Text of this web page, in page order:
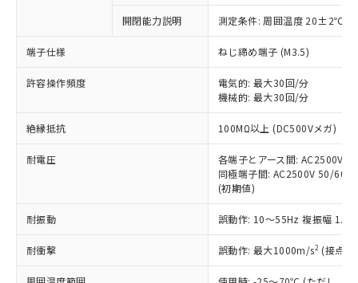
開閉能力説明 測定条件: 周囲温度 20±2℃、
端子仕様 ねじ締め端子 (M3.5)
許容操作頻度
電気的: 最大30回/分
機械的: 最大30回/分
絶縁抵抗 100MΩ以上 (DC500Vメガ)
耐電圧
各端子とアース間: AC2500V
同極端子間: AC2500V 50/
(初期値)
耐振動 誤動作: 10～55Hz 複振幅
耐衝撃 誤動作: 最大1000m/s2 (接点
以下の条件をお読みいただき、同意のうえ
ご利用ください。
本サービスは、当社制御機器事業取扱
商品の当社在庫状況および標準価格
当社制御機器事業取扱商品の中には、
本サービスの対象外となる商品もある
ことをご了承ください。
在庫状況および標準価格照会結果は、
記載している更新日時点での社内デー
タに基づき作成されるものであり、閲
覧された時点での実際の在庫および標
準価格とは異なる場合があることをご
対応予定なし：EU RoHS指令（10物質）の
非含有に非対応の商品で、対応品を出す予
定はありません。
調査・確認中：EU RoHS指令（10物質）の
非含有の対応状況を調査中または確認中の
非該当品：ライセンス料など無形物で、有
害物質有無と関係のない商品です。
いたものが、含有品と判明した場合などや
むを得ず変更することがあります。
六価クロム(Cr(Ⅵ)) 1000ppm以下、ポリ臭化ビフェニル
類(PBB) 1000ppm以下、ポリ臭化ジフェニルエーテル類
(PBDE) 1000ppm以下、フタル酸ビス(2-エチルヘキシ
※1 中国RoHS○×表
「○」：最大均質材料含有率が中国RoHSの
基準値以下であることを示します。
「×」：最大均質材料含有率が中国RoHSの
基準値を超えていることを示します。
「－」：未確認です。当社販売部門へお問
*中国RoHS10物質の基準値 (GB/T26572)：
Pb(鉛) :1000ppm、 Hg(水銀) : 1000ppm、 Cd(カドミウ
Cr(Ⅵ)(六価クロム) : 1000ppm、 PBBs(ポリ臭化ビフェ
ニル類) : 1000ppm、 PBDEs(ポリ臭化ジフェニルエーテ
当社は、これら貴社製品のうち、外国
為替および外国貿易法に定める商品
（以下｢規制貨物等」という）を輸出
または国外への提供する場合は、日本
国政府の輸出許可(または役務取引許
可)を取得するなどの必要な手続きを